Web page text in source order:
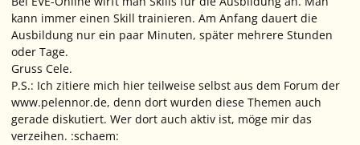
kann immer einen Skill trainieren. Am Anfang dauert die
Ausbildung nur ein paar Minuten, später mehrere Stunden
oder Tage.
Gruss Cele.
P.S.: Ich zitiere mich hier teilweise selbst aus dem Forum der
www.pelennor.de, denn dort wurden diese Themen auch
gerade diskutiert. Wer dort auch aktiv ist, möge mir das
verzeihen. :schaem: